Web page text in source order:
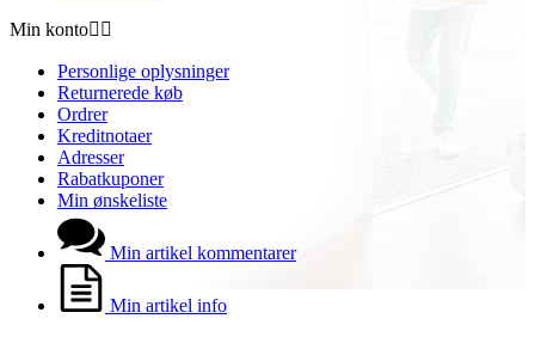
Min konto 
Personlige oplysninger
Returnerede køb
Ordrer
Kreditnotaer
Adresser
Rabatkuponer
Min ønskeliste
Min artikel kommentarer
Min artikel info